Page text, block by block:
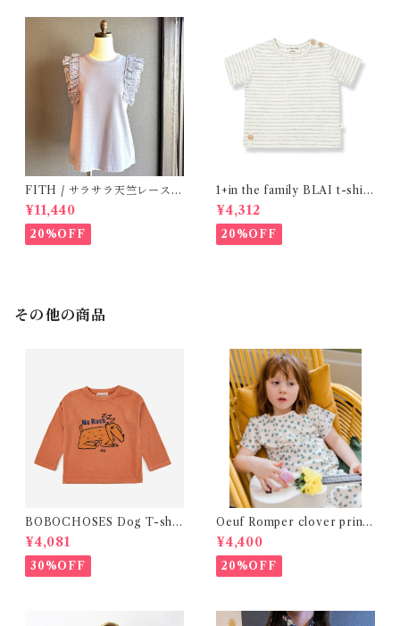
FITH / サラサラ天竺レースT
シャツ (BL) / 145・155
¥11,440
20%OFF
1+in the family BLAI t-shirt
(Grey)
¥4,312
20%OFF
その他の商品
BOBOCHOSES Dog T-shir
ts ( 12-18m)
¥4,081
30%OFF
Oeuf Romper clover print
Kid Tee (2-5y)
¥4,400
20%OFF